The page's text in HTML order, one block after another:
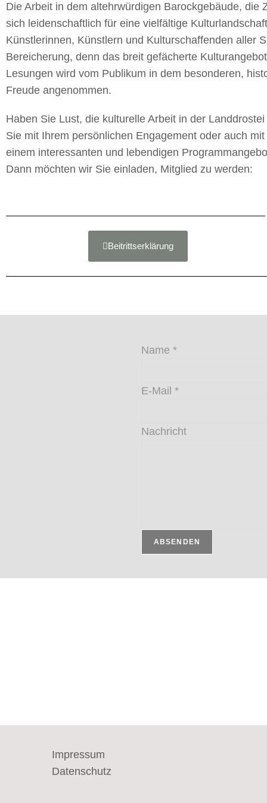
Die Arbeit in dem altehrwürdigen Barockgebäude, die
sich leidenschaftlich für eine vielfältige
Künstlerinnen, Künstlern und Kulturschaffenden aller
Bereicherung, denn das breit gefächerte
Lesungen wird vom Publikum in dem besonderen,
Freude angenommen.
Haben Sie Lust, die kulturelle Arbeit in der
Sie mit Ihrem persönlichen Engagement oder auch
einem interessanten und lebendigen
Dann möchten wir Sie einladen, Mitglied zu werden:
Beitrittserklärung
Name *
E-Mail *
Nachricht
ABSENDEN
Impressum
Datenschutz